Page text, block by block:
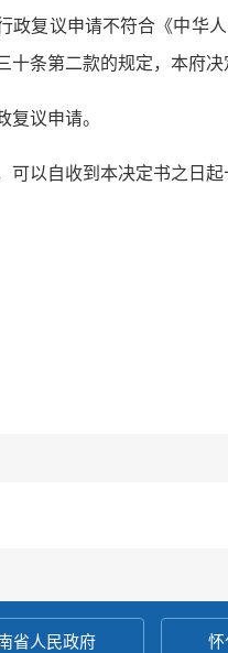
政复议申请不符合《中华
十条第二款的规定，本府
议申请。
可以自收到本决定书之日
省人民政府